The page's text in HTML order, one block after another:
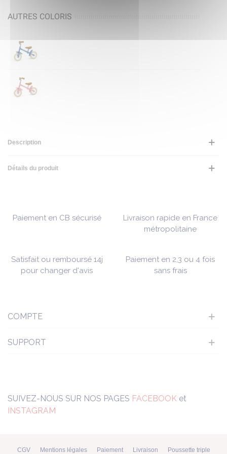
AUTRES COLORIS
Description
Détails du produit
Paiement en CB sécurisé
Livraison rapide en France
métropolitaine
Satisfait ou remboursé 14j
pour changer d'avis
Paiement en 2,3 ou 4 fois
sans frais
SUIVEZ-NOUS SUR NOS PAGES FACEBOOK et
INSTAGRAM
COMPTE
SUPPORT
CGV Mentions légales Paiement Livraison Poussette triple